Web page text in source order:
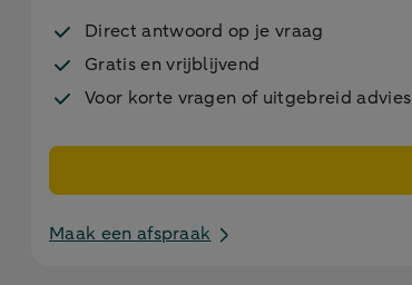
Direct antwoord op je vraag
Gratis en vrijblijvend
Voor korte vragen of uitgebreid advies
Maak een afspraak